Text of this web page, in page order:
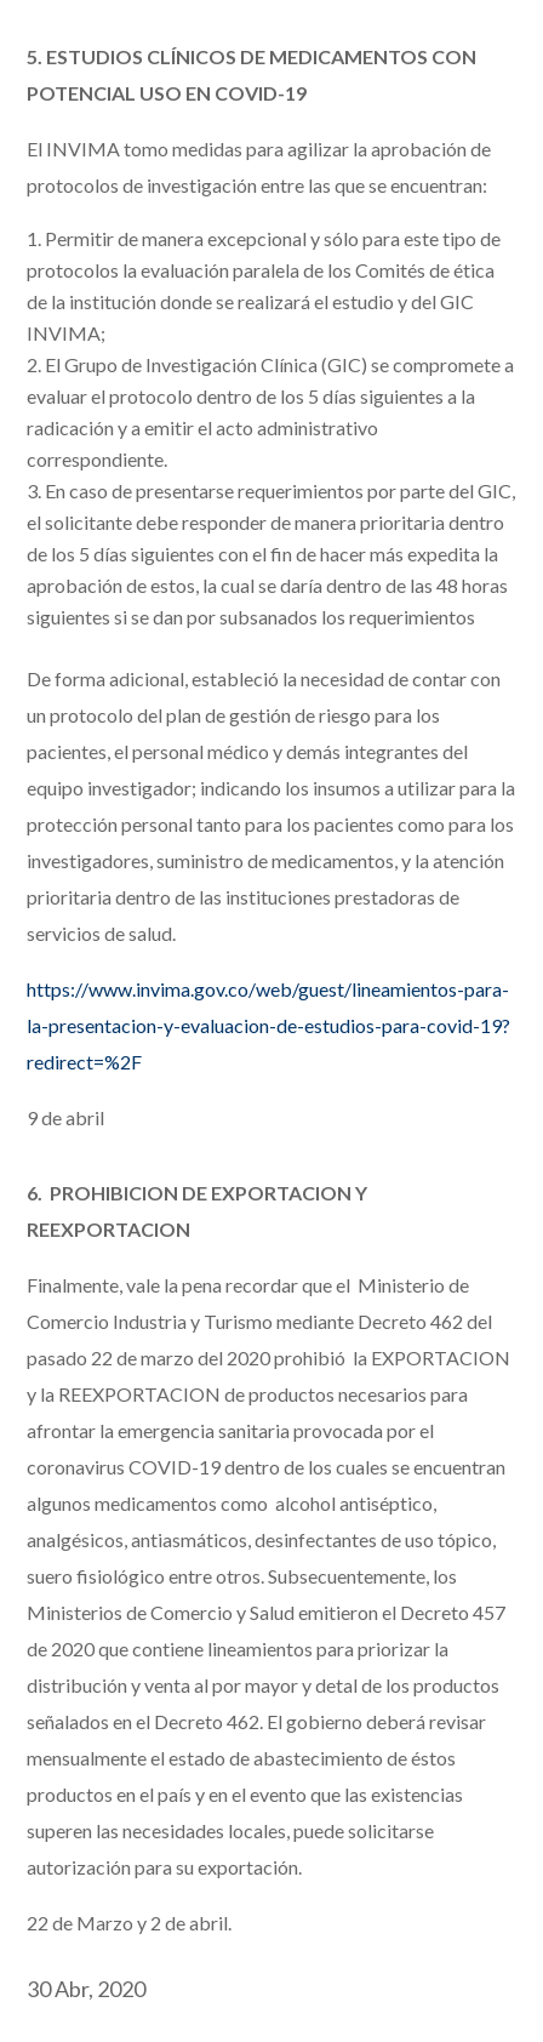
5. ESTUDIOS CLÍNICOS DE MEDICAMENTOS CON
POTENCIAL USO EN COVID-19
El INVIMA tomo medidas para agilizar la aprobación de
protocolos de investigación entre las que se encuentran:
Permitir de manera excepcional y sólo para este tipo de
protocolos la evaluación paralela de los Comités de ética
de la institución donde se realizará el estudio y del GIC
INVIMA;
El Grupo de Investigación Clínica (GIC) se compromete a
evaluar el protocolo dentro de los 5 días siguientes a la
radicación y a emitir el acto administrativo
correspondiente.
En caso de presentarse requerimientos por parte del GIC,
el solicitante debe responder de manera prioritaria dentro
de los 5 días siguientes con el fin de hacer más expedita la
aprobación de estos, la cual se daría dentro de las 48 horas
siguientes si se dan por subsanados los requerimientos
De forma adicional, estableció la necesidad de contar con
un protocolo del plan de gestión de riesgo para los
pacientes, el personal médico y demás integrantes del
equipo investigador; indicando los insumos a utilizar para la
protección personal tanto para los pacientes como para los
investigadores, suministro de medicamentos, y la atención
prioritaria dentro de las instituciones prestadoras de
servicios de salud.
https://www.invima.gov.co/web/guest/lineamientos-para-
la-presentacion-y-evaluacion-de-estudios-para-covid-19?
redirect=%2F
9 de abril
6. PROHIBICION DE EXPORTACION Y
REEXPORTACION
Finalmente, vale la pena recordar que el Ministerio de
Comercio Industria y Turismo mediante Decreto 462 del
pasado 22 de marzo del 2020 prohibió la EXPORTACION
y la REEXPORTACION de productos necesarios para
afrontar la emergencia sanitaria provocada por el
coronavirus COVID-19 dentro de los cuales se encuentran
algunos medicamentos como alcohol antiséptico,
analgésicos, antiasmáticos, desinfectantes de uso tópico,
suero fisiológico entre otros. Subsecuentemente, los
Ministerios de Comercio y Salud emitieron el Decreto 457
de 2020 que contiene lineamientos para priorizar la
distribución y venta al por mayor y detal de los productos
señalados en el Decreto 462. El gobierno deberá revisar
mensualmente el estado de abastecimiento de éstos
productos en el país y en el evento que las existencias
superen las necesidades locales, puede solicitarse
autorización para su exportación.
22 de Marzo y 2 de abril.
30 Abr, 2020